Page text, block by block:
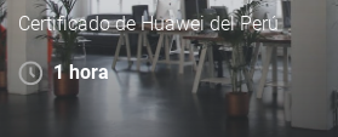
Certificado de Huawei del Perú
1 hora